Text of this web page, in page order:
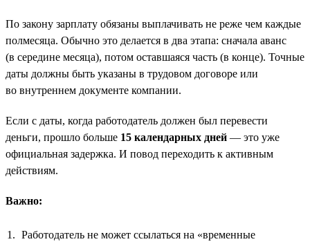
По закону зарплату обязаны выплачивать не реже чем каждые
полмесяца. Обычно это делается в два этапа: сначала аванс
(в середине месяца), потом оставшаяся часть (в конце). Точные
даты должны быть указаны в трудовом договоре или
во внутреннем документе компании.
Если с даты, когда работодатель должен был перевести
деньги, прошло больше 15 календарных дней — это уже
официальная задержка. И повод переходить к активным
действиям.
Важно:
Работодатель не может ссылаться на «временные